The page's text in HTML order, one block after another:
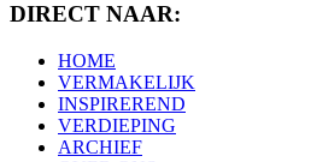
DIRECT NAAR:
HOME
VERMAKELIJK
INSPIREREND
VERDIEPING
ARCHIEF